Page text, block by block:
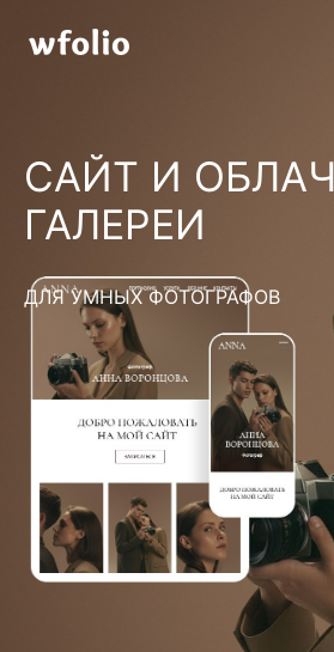
САЙТ И
ГАЛЕРЕИ
ДЛЯ УМНЫХ ФОТОГРАФОВ